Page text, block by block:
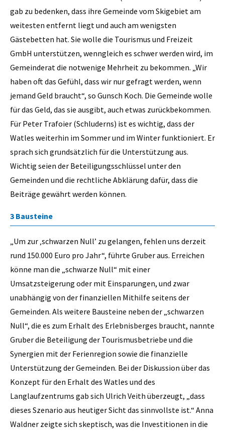
gab zu bedenken, dass ihre Gemeinde vom Skigebiet am
weitesten entfernt liegt und auch am wenigsten
Gästebetten hat. Sie wolle die Tourismus und Freizeit
GmbH unterstützen, wenngleich es schwer werden wird, im
Gemeinderat die notwenige Mehrheit zu bekommen. „Wir
haben oft das Gefühl, dass wir nur gefragt werden, wenn
jemand Geld braucht“, so Gunsch Koch. Die Gemeinde wolle
für das Geld, das sie ausgibt, auch etwas zurückbekommen.
Für Peter Trafoier (Schluderns) ist es wichtig, dass der
Watles weiterhin im Sommer und im Winter funktioniert. Er
sprach sich grundsätzlich für die Unterstützung aus.
Wichtig seien der Beteiligungsschlüssel unter den
Gemeinden und die rechtliche Abklärung dafür, dass die
Beiträge gewährt werden können.
3 Bausteine
„Um zur ‚schwarzen Null’ zu gelangen, fehlen uns derzeit
rund 150.000 Euro pro Jahr“, führte Gruber aus. Erreichen
könne man die „schwarze Null“ mit einer
Umsatzsteigerung oder mit Einsparungen, und zwar
unabhängig von der finanziellen Mithilfe seitens der
Gemeinden. Als weitere Bausteine neben der „schwarzen
Null“, die es zum Erhalt des Erlebnisberges braucht, nannte
Gruber die Beteiligung der Tourismusbetriebe und die
Synergien mit der Ferienregion sowie die finanzielle
Unterstützung der Gemeinden. Bei der Diskussion über das
Konzept für den Erhalt des Watles und des
Langlaufzentrums gab sich Ulrich Veith überzeugt, „dass
dieses Szenario aus heutiger Sicht das sinnvollste ist.“ Anna
Waldner zeigte sich skeptisch, was die Investitionen in die